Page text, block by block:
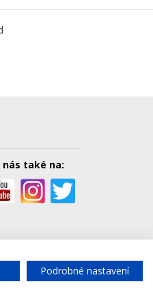
také na:
dotaz
Podrobné nastavení